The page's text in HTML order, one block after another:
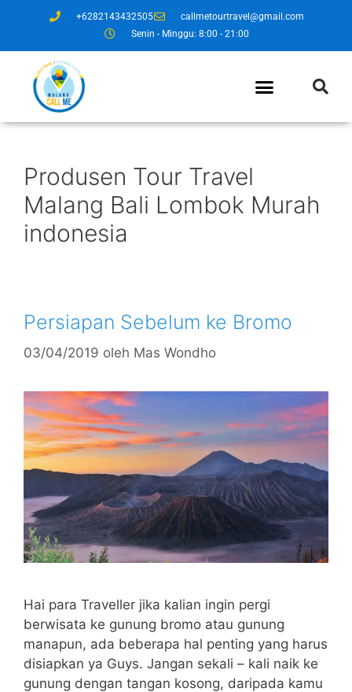
+6282143432505
callmetourtravel@gmail.com
Senin - Minggu: 8:00 - 21:00
Produsen Tour Travel
Malang Bali Lombok Murah
indonesia
Persiapan Sebelum ke Bromo
03/04/2019 oleh Mas Wondho
Hai para Traveller jika kalian ingin pergi
berwisata ke gunung bromo atau gunung
manapun, ada beberapa hal penting yang harus
disiapkan ya Guys. Jangan sekali – kali naik ke
gunung dengan tangan kosong, daripada kamu